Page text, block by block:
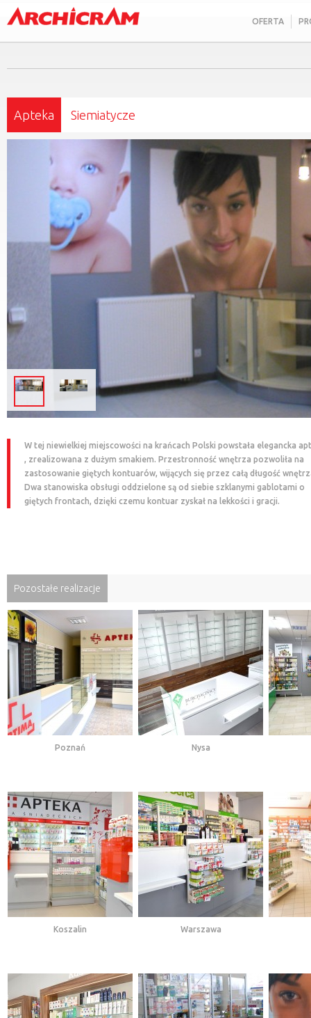
OFERTA
Apteka Siemiatycze
W tej niewielkiej miejscowości na krańcach Polski powstała elegancka
, zrealizowana z dużym smakiem. Przestronność wnętrza pozwoliła na
zastosowanie giętych kontuarów, wijących się przez całą długość
Dwa stanowiska obsługi oddzielone są od siebie szklanymi gablotami o
giętych frontach, dzięki czemu kontuar zyskał na lekkości i gracji.
Pozostałe realizacje
Poznań Nysa
Koszalin Warszawa